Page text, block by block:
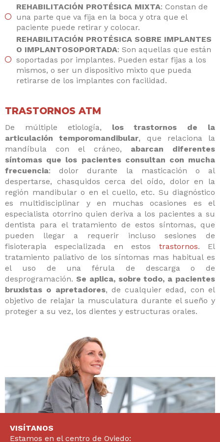
REHABILITACIÓN PROTÉSICA MIXTA: Constan de
una parte que va fija en la boca y otra que el
paciente puede retirar y colocar.
REHABILITACIÓN PROTÉSICA SOBRE IMPLANTES
O IMPLANTOSOPORTADA: Son aquellas que están
soportadas por implantes. Pueden estar fijas a los
mismos, o ser un dispositivo mixto que pueda
retirarse de los implantes con facilidad.
TRASTORNOS ATM
De múltiple etiología, los trastornos de la
articulación temporomandibular, que relaciona la
mandíbula con el cráneo, abarcan diferentes
síntomas que los pacientes consultan con mucha
frecuencia: dolor durante la masticación o al
despertarse, chasquidos cerca del oído, dolor en la
región mandibular o en el cuello, etc. Su diagnóstico
es multidisciplinar y en muchas ocasiones es el
especialista otorrino quien deriva a los pacientes a su
dentista para el tratamiento de estos síntomas, que
pueden llegar a requerir incluso sesiones de
fisioterapia especializada en estos trastornos. El
tratamiento paliativo de los síntomas mas habitual es
el uso de una férula de descarga o de
desprogramación. Se aplica, sobre todo, a pacientes
bruxistas o apretadores, de cualquier edad, con el
objetivo de relajar la musculatura durante el sueño y
proteger a su vez, los dientes y estructuras orales.
VISÍTANOS
Estamos en el centro de Oviedo: